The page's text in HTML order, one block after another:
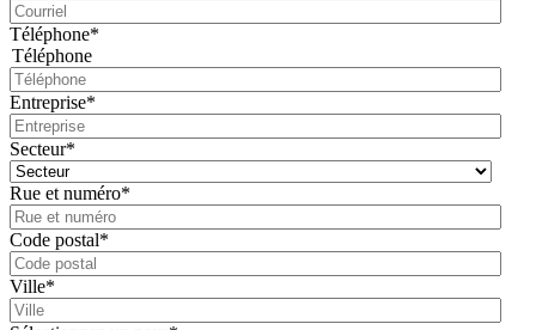
Téléphone*
Téléphone
Entreprise*
Secteur*
Rue et numéro*
Code postal*
Ville*